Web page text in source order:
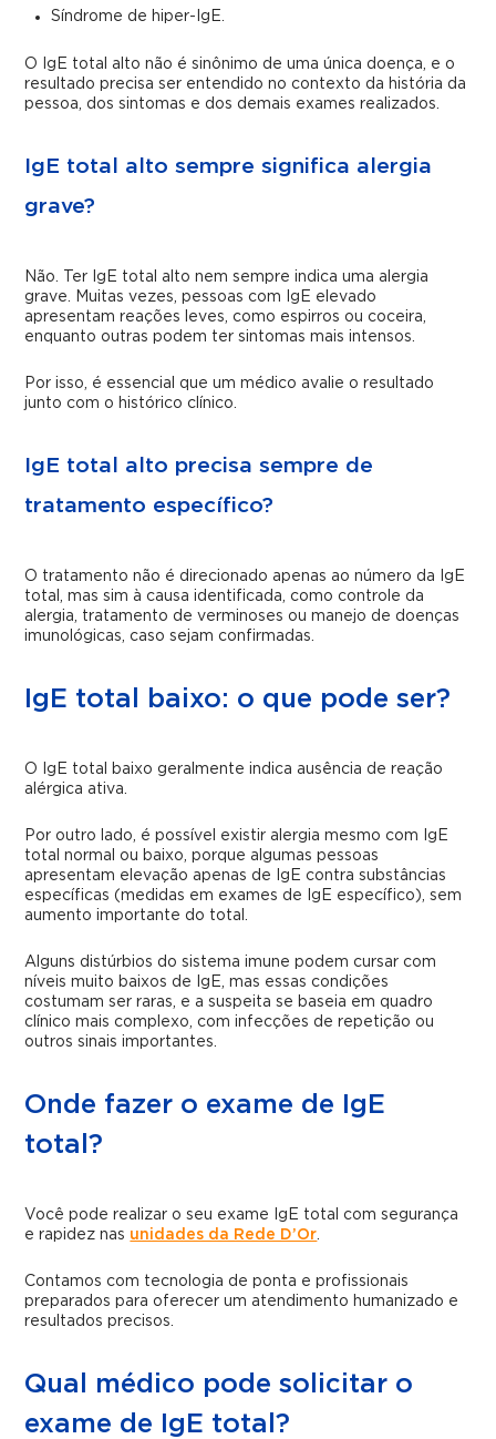
Síndrome de hiper-IgE.
O IgE total alto não é sinônimo de uma única doença, e o
resultado precisa ser entendido no contexto da história da
pessoa, dos sintomas e dos demais exames realizados.
IgE total alto sempre significa alergia
grave?
Não. Ter IgE total alto nem sempre indica uma alergia
grave. Muitas vezes, pessoas com IgE elevado
apresentam reações leves, como espirros ou coceira,
enquanto outras podem ter sintomas mais intensos.
Por isso, é essencial que um médico avalie o resultado
junto com o histórico clínico.
IgE total alto precisa sempre de
tratamento específico?
O tratamento não é direcionado apenas ao número da IgE
total, mas sim à causa identificada, como controle da
alergia, tratamento de verminoses ou manejo de doenças
imunológicas, caso sejam confirmadas.
IgE total baixo: o que pode ser?
O IgE total baixo geralmente indica ausência de reação
alérgica ativa.
Por outro lado, é possível existir alergia mesmo com IgE
total normal ou baixo, porque algumas pessoas
apresentam elevação apenas de IgE contra substâncias
específicas (medidas em exames de IgE específico), sem
aumento importante do total.
Alguns distúrbios do sistema imune podem cursar com
níveis muito baixos de IgE, mas essas condições
costumam ser raras, e a suspeita se baseia em quadro
clínico mais complexo, com infecções de repetição ou
outros sinais importantes.
Onde fazer o exame de IgE
total?
Você pode realizar o seu exame IgE total com segurança
e rapidez nas unidades da Rede D’Or
Contamos com tecnologia de ponta e profissionais
preparados para oferecer um atendimento humanizado e
resultados precisos.
Qual médico pode solicitar o
exame de IgE total?